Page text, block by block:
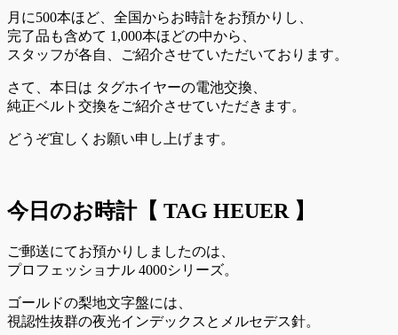
月に500本ほど、全国からお時計をお預かりし、
完了品も含めて 1,000本ほどの中から、
スタッフが各自、ご紹介させていただいております。
さて、本日は タグホイヤーの電池交換、
純正ベルト交換をご紹介させていただきます。
どうぞ宜しくお願い申し上げます。
今日のお時計【 TAG HEUER 】
ご郵送にてお預かりしましたのは、
プロフェッショナル 4000シリーズ。
ゴールドの梨地文字盤には、
視認性抜群の夜光インデックスとメルセデス針。